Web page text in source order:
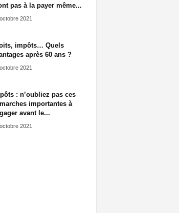
pas à la payer même...
2021
impôts… Quels
après 60 ans ?
2021
: n’oubliez pas ces
importantes à
avant le...
2021